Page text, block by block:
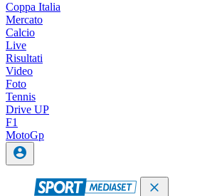
Coppa Italia
Mercato
Calcio
Live
Risultati
Video
Foto
Tennis
Drive UP
F1
MotoGp